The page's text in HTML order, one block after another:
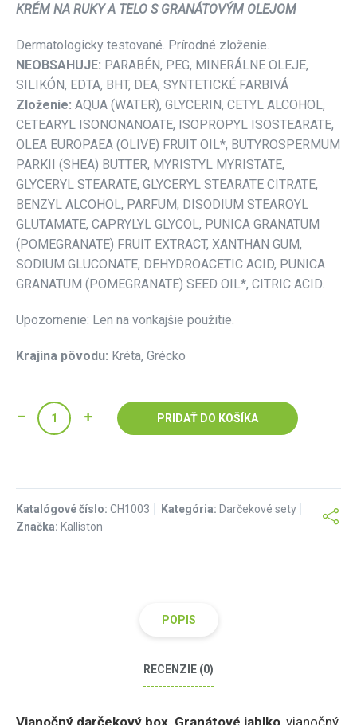
KRÉM NA RUKY A TELO S GRANÁTOVÝM OLEJOM
Dermatologicky testované. Prírodné zloženie.
NEOBSAHUJE: PARABÉN, PEG, MINERÁLNE OLEJE,
SILIKÓN, EDTA, BHT, DEA, SYNTETICKÉ FARBIVÁ
Zloženie: AQUA (WATER), GLYCERIN, CETYL ALCOHOL,
CETEARYL ISONONANOATE, ISOPROPYL ISOSTEARATE,
OLEA EUROPAEA (OLIVE) FRUIT OIL*, BUTYROSPERMUM
PARKII (SHEA) BUTTER, MYRISTYL MYRISTATE,
GLYCERYL STEARATE, GLYCERYL STEARATE CITRATE,
BENZYL ALCOHOL, PARFUM, DISODIUM STEAROYL
GLUTAMATE, CAPRYLYL GLYCOL, PUNICA GRANATUM
(POMEGRANATE) FRUIT EXTRACT, XANTHAN GUM,
SODIUM GLUCONATE, DEHYDROACETIC ACID, PUNICA
GRANATUM (POMEGRANATE) SEED OIL*, CITRIC ACID.
Upozornenie: Len na vonkajšie použitie.
Krajina pôvodu: Kréta, Grécko
PRIDAŤ DO KOŠÍKA
Katalógové číslo: CH1003 Kategória: Darčekové sety
Značka: Kalliston
POPIS
RECENZIE (0)
Vianočný darčekový box, Granátové jablko , vianočný